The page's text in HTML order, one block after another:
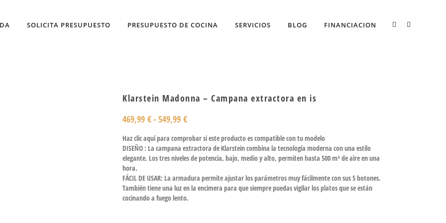
SOLICITA PRESUPUESTO PRESUPUESTO DE COCINA SERVICIOS BLOG FINANCIACION
Klarstein Madonna – Campana extractora en is
469,99 €- 549,99 €
Haz clic aquí para comprobar si este producto es compatible con tu modelo
DISEÑO : La campana extractora de Klarstein combina la tecnología moderna con una estilo
elegante. Los tres niveles de potencia, bajo, medio y alto, permiten hasta 500 m³ de aire en una
hora.
FÁCIL DE USAR: La armadura permite ajustar los parámetros muy fácilmente con sus 5 botones.
También tiene una luz en la encimera para que siempre puedas vigilar los platos que se están
cocinando a fuego lento.